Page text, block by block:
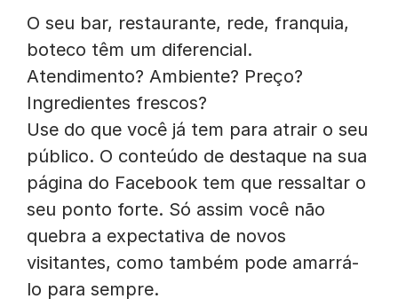
O seu bar, restaurante, rede, franquia,
boteco têm um diferencial.
Atendimento? Ambiente? Preço?
Ingredientes frescos?
Use do que você já tem para atrair o seu
público. O conteúdo de destaque na sua
página do Facebook tem que ressaltar o
seu ponto forte. Só assim você não
quebra a expectativa de novos
visitantes, como também pode amarrá-
lo para sempre.